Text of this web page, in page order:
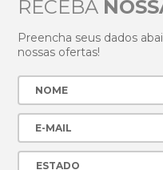
RECEBA
Preencha seus dados
nossas ofertas!